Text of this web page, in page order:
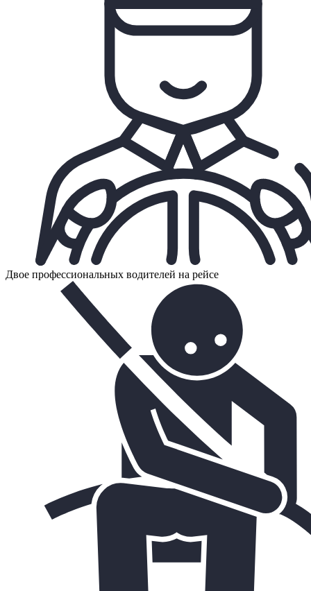
Двое профессиональных водителей на рейсе